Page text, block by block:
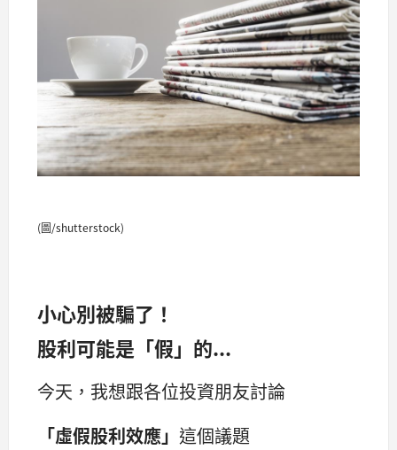
(圖/shutterstock)
小心別被騙了！
股利可能是「假」的...
今天，我想跟各位投資朋友討論
「虛假股利效應」 這個議題